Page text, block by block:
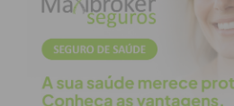
Eu li e concordo